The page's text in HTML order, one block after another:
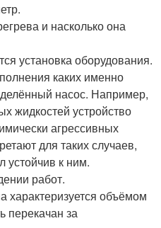
и насколько она
установка оборудования.
каких именно
насос. Например,
жидкостей устройство
агрессивных
для таких случаев,
устойчив к ним.
работ.
характеризуется объёмом
перекачан за